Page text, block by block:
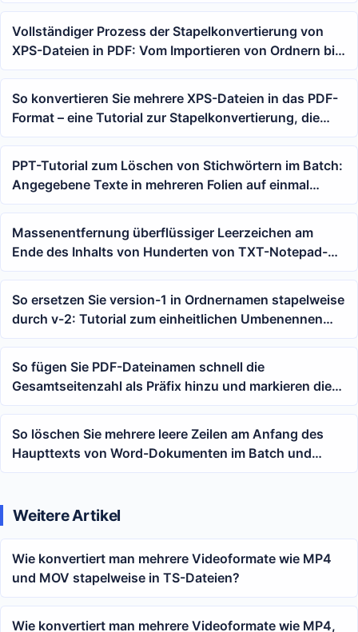
Vollständiger Prozess der Stapelkonvertierung von
XPS-Dateien in PDF: Vom Importieren von Ordnern bis
zur Generierung von PDF-Ergebnissen
So konvertieren Sie mehrere XPS-Dateien in das PDF-
Format – eine Tutorial zur Stapelkonvertierung, die
sich für die Dokumentenarchivierung eignet
PPT-Tutorial zum Löschen von Stichwörtern im Batch:
Angegebene Texte in mehreren Folien auf einmal
entfernen
Massenentfernung überflüssiger Leerzeichen am
Ende des Inhalts von Hunderten von TXT-Notepad-
Dateien
So ersetzen Sie version-1 in Ordnernamen stapelweise
durch v-2: Tutorial zum einheitlichen Umbenennen
von Projektverzeichnissen
So fügen Sie PDF-Dateinamen schnell die
Gesamtseitenzahl als Präfix hinzu und markieren die
Seitenanzahl von Dokumenten
So löschen Sie mehrere leere Zeilen am Anfang des
Haupttexts von Word-Dokumenten im Batch und
bereinigen den oberen Leerraum von docx-Dateien
Weitere Artikel
Wie konvertiert man mehrere Videoformate wie MP4
und MOV stapelweise in TS-Dateien?
Wie konvertiert man mehrere Videoformate wie MP4,